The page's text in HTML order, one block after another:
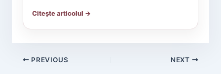
Citește articolul →
PREVIOUS NEXT